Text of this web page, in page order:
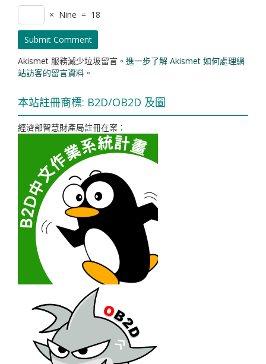
× Nine = 18
Akismet 服務減少垃圾留言。 進一步了解 Akismet 如何處理網
站訪客的留言資料 。
本站註冊商標: B2D/OB2D 及圖
經濟部智慧財產局註冊在案：